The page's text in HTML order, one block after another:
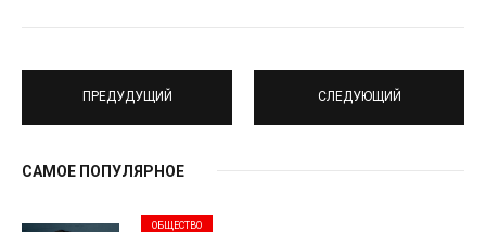
ПРЕДУДУЩИЙ СЛЕДУЮЩИЙ
САМОЕ ПОПУЛЯРНОЕ
ОБЩЕСТВО